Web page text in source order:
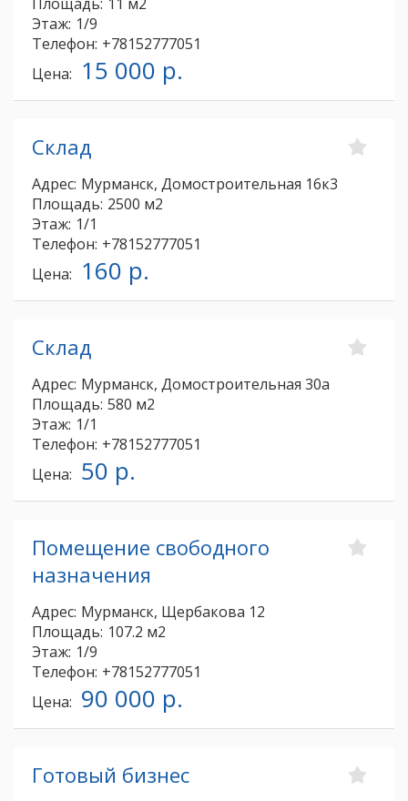
Этаж: 1/9
Телефон: +78152777051
Цена: 15 000 р.
Склад
Адрес: Мурманск, Домостроительная 16к3
Площадь: 2500 м2
Этаж: 1/1
Телефон: +78152777051
Цена: 160 р.
Склад
Адрес: Мурманск, Домостроительная 30а
Площадь: 580 м2
Этаж: 1/1
Телефон: +78152777051
Цена: 50 р.
Помещение свободного
назначения
Адрес: Мурманск, Щербакова 12
Площадь: 107.2 м2
Этаж: 1/9
Телефон: +78152777051
Цена: 90 000 р.
Готовый бизнес